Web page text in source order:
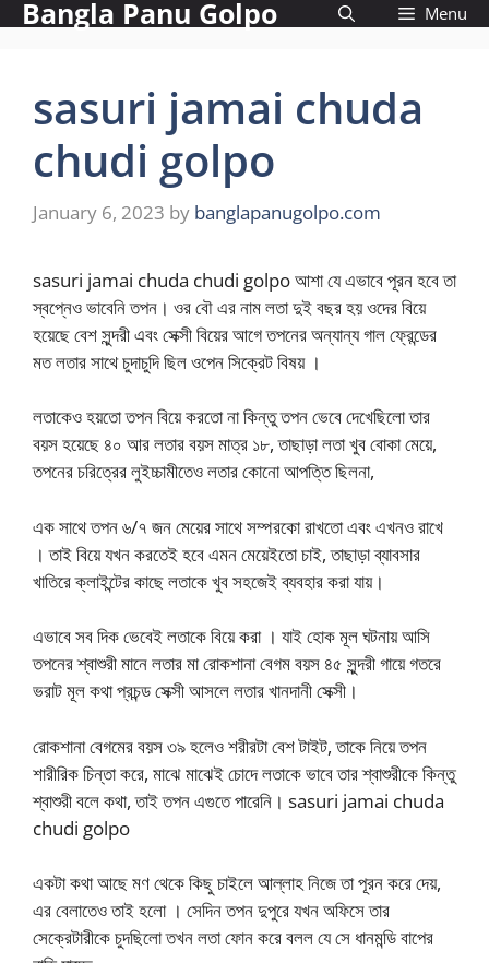
SkipBangla Panu Golpo Menu
sasuri jamai chuda
chudi golpo
January 6, 2023 by banglapanugolpo.com
sasuri jamai chuda chudi golpo আশা যে এভাবে পূরন হবে তা
স্বপ্নেও ভাবেনি তপন। ওর বৌ এর নাম লতা দুই বছর হয় ওদের বিয়ে
হয়েছে বেশ সুন্দরী এবং সেক্সী বিয়ের আগে তপনের অন্যান্য গাল ফ্রেন্ডের
মত লতার সাথে চুদাচুদি ছিল ওপেন সিক্রেট বিষয় ।
লতাকেও হয়তো তপন বিয়ে করতো না কিন্তু তপন ভেবে দেখেছিলো তার
বয়স হয়েছে ৪০ আর লতার বয়স মাত্র ১৮, তাছাড়া লতা খুব বোকা মেয়ে,
তপনের চরিত্রের লুইচ্চামীতেও লতার কোনো আপত্তি ছিলনা,
এক সাথে তপন ৬/৭ জন মেয়ের সাথে সম্পরকো রাখতো এবং এখনও রাখে
। তাই বিয়ে যখন করতেই হবে এমন মেয়েইতো চাই, তাছাড়া ব্যাবসার
খাতিরে ক্লাইন্টের কাছে লতাকে খুব সহজেই ব্যবহার করা যায়।
এভাবে সব দিক ভেবেই লতাকে বিয়ে করা । যাই হোক মূল ঘটনায় আসি
তপনের শ্বাশুরী মানে লতার মা রোকশানা বেগম বয়স ৪৫ সুন্দরী গায়ে গতরে
ভরাট মূল কথা প্রচন্ড সেক্সী আসলে লতার খানদানী সেক্সী।
রোকশানা বেগমের বয়স ৩৯ হলেও শরীরটা বেশ টাইট, তাকে নিয়ে তপন
শারীরিক চিন্তা করে, মাঝে মাঝেই চোদে লতাকে ভাবে তার শ্বাশুরীকে কিন্তু
শ্বাশুরী বলে কথা, তাই তপন এগুতে পারেনি। sasuri jamai chuda
chudi golpo
একটা কথা আছে মণ থেকে কিছু চাইলে আল্লাহ নিজে তা পূরন করে দেয়,
এর বেলাতেও তাই হলো । সেদিন তপন দুপুরে যখন অফিসে তার
সেক্রেটারীকে চুদছিলো তখন লতা ফোন করে বলল যে সে ধানমন্ডি বাপের